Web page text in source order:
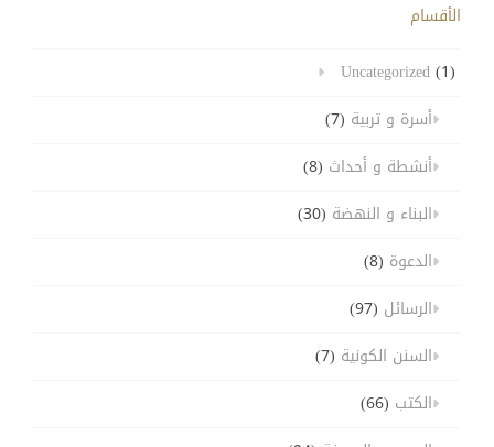
الأقسام
Uncategorized(1)
أسرة و تربية (7)
أنشطة و أحداث (8)
البناء و النهضة (30)
الدعوة (8)
الرسائل (97)
السنن الكونية (7)
الكتب (66)